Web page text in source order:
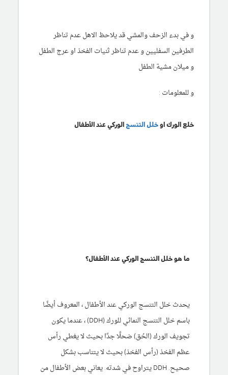
و في بدء الزحف والمشي قد يلاحظ الاهل عدم تناظر
الطرفين السفليين و عدم تناظر ثنيات الفخذ او عرج الطفل
و ميلان مشية الطفل
و للمعلومات :
خلع الورك اوخلل التنسج الوركي عند الأطفال
ما هو خلل التنسج الوركي عند الأطفال؟
يحدث خلل التنسج الوركي عند الأطفال ، المعروف أيضًا
باسم خلل التنسج النمائي للورك (DDH) ، عندما يكون
تجويف الورك (الحُق) ضحلًا جدًا بحيث لا يغطي رأس
عظم الفخذ (رأس الفخذ) بحيث لا يتناسب بشكل
صحيح. DDH يتراوح في شدته. يعاني بعض الأطفال من